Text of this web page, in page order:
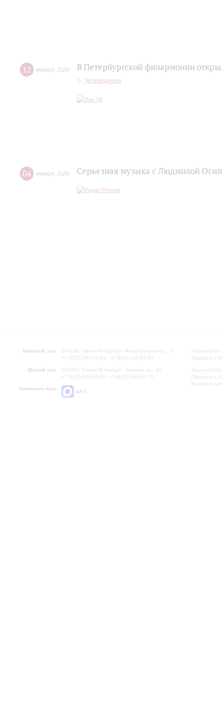
12 января 2026 В Петербургской филармонии
Телевидение
04 января 2026 Серьезная музыка с Людмилой
Большой зал:
191186, Санкт-Петербург, Михайловская ул., 2
+7 (812) 240-01-00, +7 (812) 240-01-80
Малый зал:
191011, Санкт-Петербург, Невский пр., 30
+7 (812) 240-01-00, +7 (812) 240-01-70
Напишите нам:
MAX
Часы
Перерыв с
Часы
Перерыв с
Вопросы